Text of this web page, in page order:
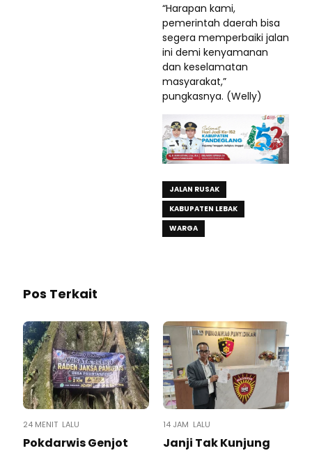
“Harapan kami,
pemerintah daerah bisa
segera memperbaiki jalan
ini demi kenyamanan
dan keselamatan
masyarakat,”
pungkasnya. (Welly)
JALAN RUSAK
KABUPATEN LEBAK
WARGA
Pos Terkait
24 MENIT LALU
Pokdarwis Genjot
14 JAM LALU
Janji Tak Kunjung